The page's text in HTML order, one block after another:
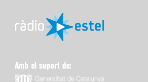
Amb el suport de: